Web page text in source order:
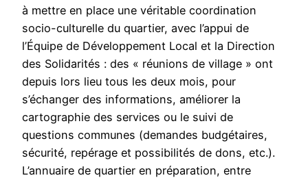
à mettre en place une véritable coordination
socio-culturelle du quartier, avec l’appui de
l’Équipe de Développement Local et la Direction
des Solidarités : des « réunions de village » ont
depuis lors lieu tous les deux mois, pour
s’échanger des informations, améliorer la
cartographie des services ou le suivi de
questions communes (demandes budgétaires,
sécurité, repérage et possibilités de dons, etc.).
L’annuaire de quartier en préparation, entre